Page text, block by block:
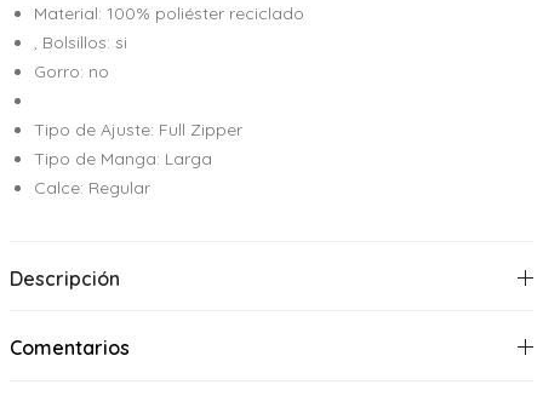
Material: 100% poliéster reciclado
, Bolsillos: si
Gorro: no
Tipo de Ajuste: Full Zipper
Tipo de Manga: Larga
Calce: Regular
Descripción
Comentarios